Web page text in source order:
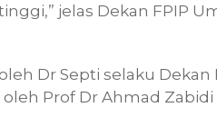
jelas Dekan FPIP
Dr Septi selaku Dekan
Prof Dr Ahmad Zabidi